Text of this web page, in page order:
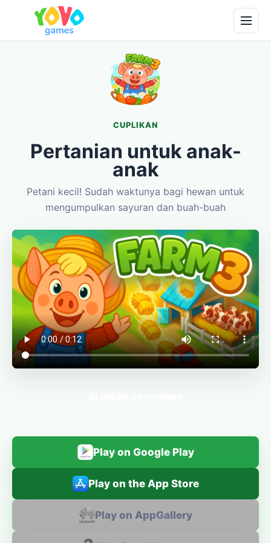
CUPLIKAN
Pertanian untuk anak-
anak
Petani kecil! Sudah waktunya bagi hewan untuk
mengumpulkan sayuran dan buah-buah
Play on Google Play
Play on the App Store
Play on AppGallery